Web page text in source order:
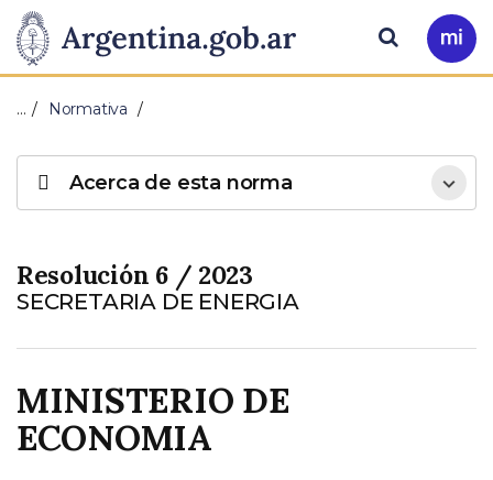
Presidencia
de
Nación
Pasar al contenido principal
Ir
a
Buscar
… Normativa
Resolución 6 / 2023
SECRETARIA DE ENERGIA
MINISTERIO DE
ECONOMIA
Acerca de esta norma